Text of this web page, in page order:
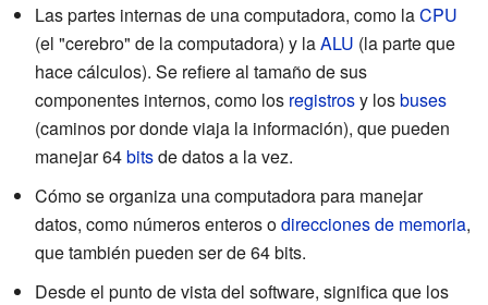
Las partes internas de una computadora, como laCPU
(el "cerebro" de la computadora) y laALU (la parte que
hace cálculos). Se refiere al tamaño de sus
componentes internos, como los registrosy losbuses
(caminos por donde viaja la información), que pueden
manejar 64bitsde datos a la vez.
Cómo se organiza una computadora para manejar
datos, como números enteros odirecciones de memoria,
que también pueden ser de 64 bits.
Desde el punto de vista del software, significa que los